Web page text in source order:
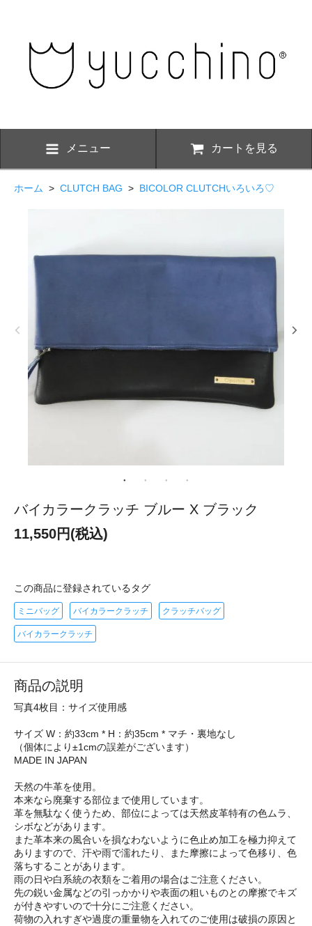
メニュー カートを見る
ホーム > CLUTCH BAG > BICOLOR CLUTCHいろいろ♡
バイカラークラッチ ブルー X ブラック
11,550円(税込)
この商品に登録されているタグ
ミニバッグ バイカラークラッチ クラッチバッグ
バイカラークラッチ
商品の説明
写真4枚目：サイズ使用感
サイズ W：約33cm * H：約35cm * マチ・裏地なし
（個体により±1cmの誤差がございます）
MADE IN JAPAN
天然の牛革を使用。
本来なら廃棄する部位まで使用しています。
革を無駄なく使うため、部位によっては天然皮革特有の色ムラ、
シボなどがあります。
また革本来の風合いを損なわないように色止め加工を極力抑えて
ありますので、汗や雨で濡れたり、また摩擦によって色移り、色
落ちすることがあります。
雨の日や白系統の衣類をご着用の場合はご注意ください。
先の鋭い金属などの引っかかりや表面の粗いものとの摩擦でキズ
が付きやすいので十分にご注意ください。
荷物の入れすぎや過度の重量物を入れてのご使用は破損の原因と